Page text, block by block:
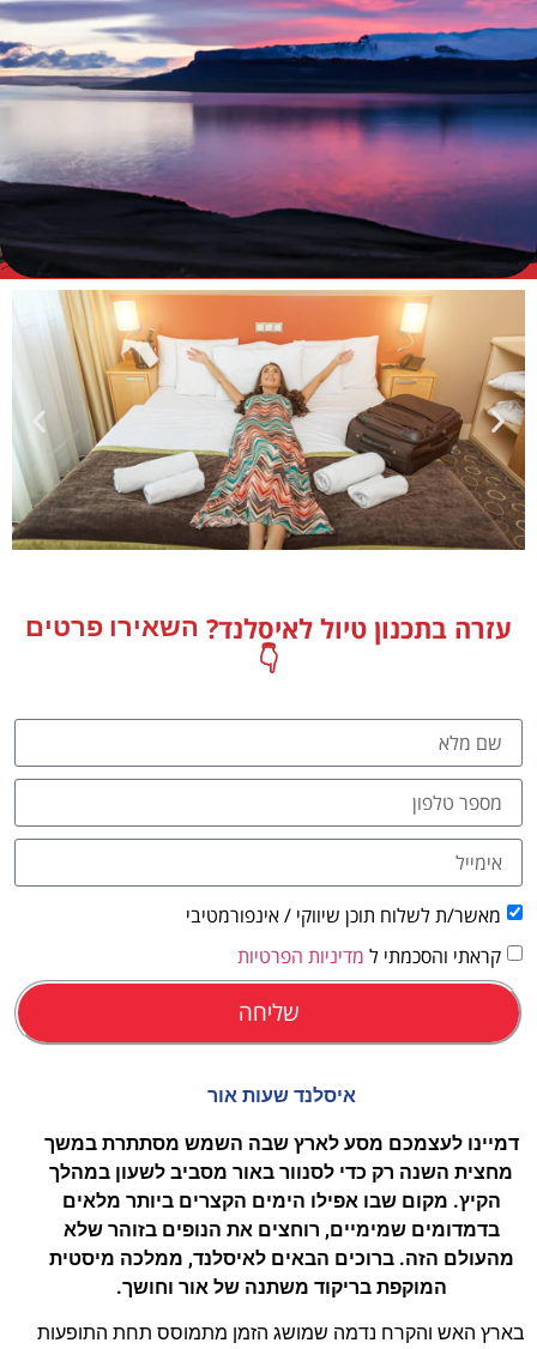
מציאת מלון
לחצו
עזרה בתכנון טיול לאיסלנד? השאירו פרטים
👇
מאשר/ת לשלוח תוכן שיווקי / אינפורמטיבי
קראתי והסכמתי ל מדיניות הפרטיות
שליחה
איסלנד שעות אור
דמיינו לעצמכם מסע לארץ שבה השמש מסתתרת במשך
מחצית השנה רק כדי לסנוור באור מסביב לשעון במהלך
הקיץ. מקום שבו אפילו הימים הקצרים ביותר מלאים
בדמדומים שמימיים, רוחצים את הנופים בזוהר שלא
מהעולם הזה. ברוכים הבאים לאיסלנד, ממלכה מיסטית
המוקפת בריקוד משתנה של אור וחושך.
בארץ האש והקרח נדמה שמושג הזמן מתמוסס תחת התופעות